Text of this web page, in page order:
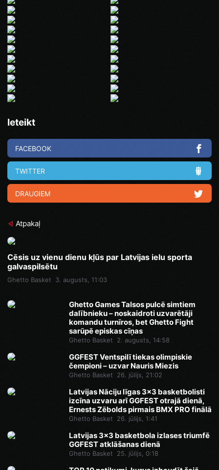
Ieteikt
FACEBOOK
TWITTER
DRAUGIEM
Atpakaļ
Cēsis uz vienu dienu kļūs par Latvijas ielu sporta
galvaspilsētu
Ghetto Basket 3. augusts, 11:03
Ghetto Games Talsos pulcē simtiem
dalībnieku – noskaidroti uzvarētāji
komandu turnīros, bet Ghetto Fight
sarūpē episkas cīņas
Ghetto Basket 2. augusts, 14:58
GGFEST Ventspilī tiekas olimpiskie
čempioni – uzvar Nauris Miezis
Ghetto Basket 26. jūlijs, 21:02
Latvijas Nāciju līgas 3x3 basketbolisti
izcīna uzvaru arī GGFEST otrajā dienā,
Ernests Zēbolds pirmais BMX PRO finālā
Ghetto Basket 26. jūlijs, 1:41
Latvijas 3x3 basketbola izlases triumfē
GGFEST atklāšanas dienā
Ghetto Basket 25. jūlijs, 0:18